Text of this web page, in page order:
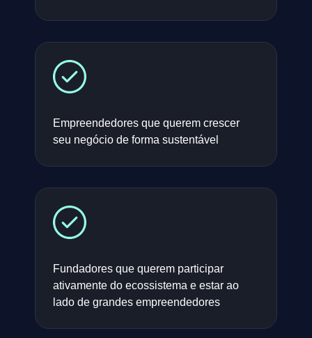
Empreendedores que querem crescer
seu negócio de forma sustentável
Fundadores que querem participar
ativamente do ecossistema e estar ao
lado de grandes empreendedores